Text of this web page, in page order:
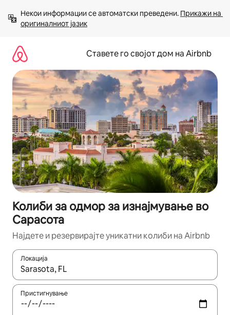
содржина
Некои информации се автоматски преведени. Прикажи на
оригиналниот јазик
Ставете го својот дом на Airbnb
Колиби за одмор за изнајмување во
Сарасота
Најдете и резервирајте уникатни колиби на Airbnb
Локација
Кога резултатите се достапни, движете се со копчињата
Пристигнување